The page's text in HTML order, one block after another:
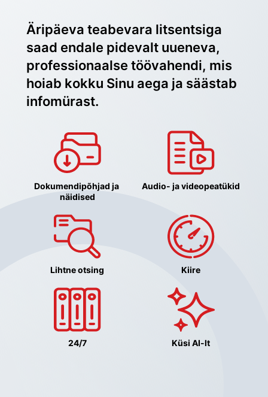
Äripäeva teabevara litsentsiga
saad endale pidevalt uueneva,
professionaalse töövahendi, mis
hoiab kokku Sinu aega ja säästab
infomürast.
Dokumendipõhjad ja
näidised
Audio- ja videopeatükid
Lihtne otsing Kiire
24/7 Küsi AI-lt